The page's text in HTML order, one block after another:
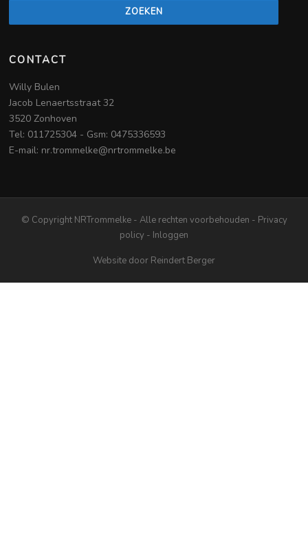
CONTACT
Willy Bulen
Jacob Lenaertsstraat 32
3520 Zonhoven
Tel: 011725304 - Gsm: 0475336593
E-mail: nr.trommelke@nrtrommelke.be
© Copyright NRTrommelke - Alle rechten voorbehouden - Privacy
policy - Inloggen
Website door Reindert Berger